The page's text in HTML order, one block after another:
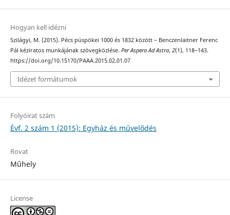
Hogyan kell idézni
Szilágyi, M. (2015). Pécs püspökei 1000 és 1832 között – Benczenlaitner Ferenc
Pál kéziratos munkájának szövegközlése. Per Aspera Ad Astra, 2(1), 118–143.
https://doi.org/10.15170/PAAA.2015.02.01.07
Idézet formátumok
Folyóirat szám
Évf. 2 szám 1 (2015): Egyház és művelődés
Rovat
Műhely
License